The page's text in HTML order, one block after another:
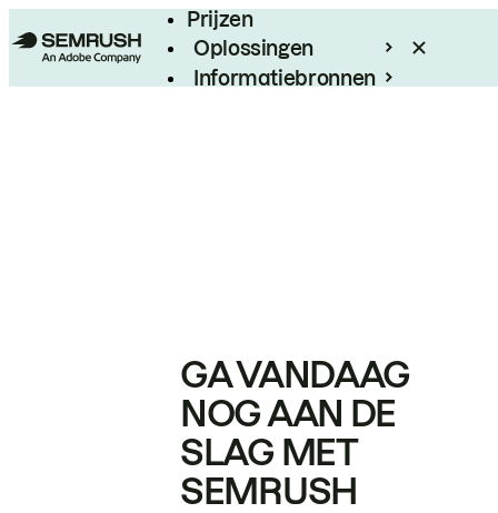
Prijzen
Oplossingen
Informatiebronnen
GA VANDAAG
NOG AAN DE
SLAG MET
SEMRUSH